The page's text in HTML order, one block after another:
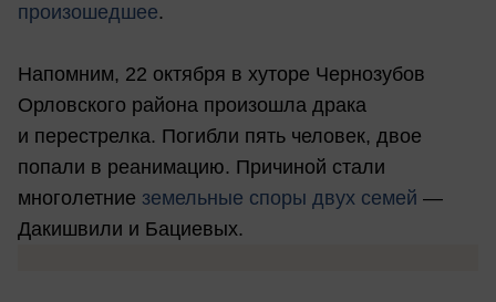
произошедшее.
Напомним, 22 октября в хуторе Чернозубов
Орловского района произошла драка
и перестрелка. Погибли пять человек, двое
попали в реанимацию. Причиной стали
многолетние земельные споры двух семей —
Дакишвили и Бациевых.